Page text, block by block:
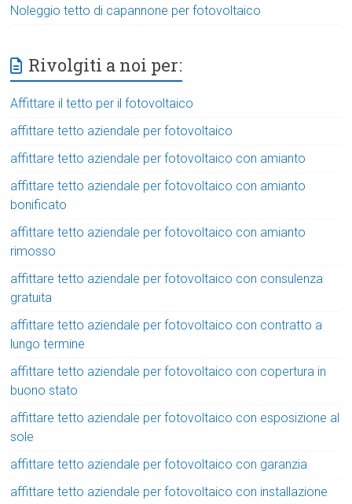
Noleggio tetto di capannone per fotovoltaico
Rivolgiti a noi per:
Affittare il tetto per il fotovoltaico
affittare tetto aziendale per fotovoltaico
affittare tetto aziendale per fotovoltaico con amianto
affittare tetto aziendale per fotovoltaico con amianto
bonificato
affittare tetto aziendale per fotovoltaico con amianto
rimosso
affittare tetto aziendale per fotovoltaico con consulenza
gratuita
affittare tetto aziendale per fotovoltaico con contratto a
lungo termine
affittare tetto aziendale per fotovoltaico con copertura in
buono stato
affittare tetto aziendale per fotovoltaico con esposizione al
sole
affittare tetto aziendale per fotovoltaico con garanzia
affittare tetto aziendale per fotovoltaico con installazione